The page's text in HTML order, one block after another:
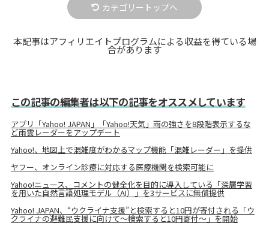
カテゴリートップへ
本記事はアフィリエイトプログラムによる収益を得ている場
合があります
この記事の編集者は以下の記事をオススメしています
アプリ「Yahoo! JAPAN」「Yahoo!天気」雨の強さを8段階表示するな
ど雨雲レーダーをアップデート
Yahoo!、地図上で混雑度がわかるマップ機能「混雑レーダー」を提供
ヤフー、オンライン診療に対応する医療機関を検索可能に
Yahoo!ニュース、コメントの健全化を目的に導入している「深層学習
を用いた自然言語処理モデル（AI）」を3サービスに無償提供
Yahoo! JAPAN、“ウクライナ支援”と検索すると10円が寄付される「ウ
クライナの避難民支援に向けて～検索すると10円寄付～」を開始